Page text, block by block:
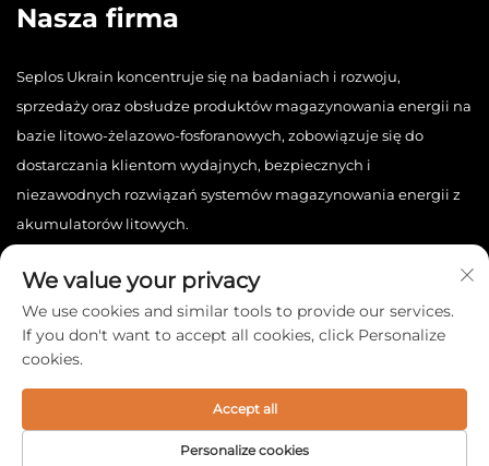
Nasza firma
Seplos Ukrain koncentruje się na badaniach i rozwoju,
sprzedaży oraz obsłudze produktów magazynowania energii na
bazie litowo-żelazowo-fosforanowych, zobowiązuje się do
dostarczania klientom wydajnych, bezpiecznych i
niezawodnych rozwiązań systemów magazynowania energii z
akumulatorów litowych.
Copyright © 2025 China Seplos Ukrain Technology Co., Ltd.
Wszelkie prawa zastrzeżone. -
We value your privacy
We use cookies and similar tools to provide our services.
If you don't want to accept all cookies, click Personalize
cookies.
Personalize cookies
Accept all